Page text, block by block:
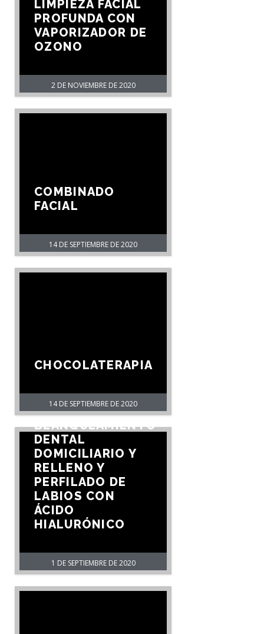
2 DE NOVIEMBRE DE 2020
LIMPIEZA FACIAL
PROFUNDA CON
VAPORIZADOR DE
OZONO
14 DE SEPTIEMBRE DE 2020
COMBINADO
FACIAL
14 DE SEPTIEMBRE DE 2020
CHOCOLATERAPIA
1 DE SEPTIEMBRE DE 2020
BLANQUEAMIENTO
DENTAL
DOMICILIARIO Y
RELLENO Y
PERFILADO DE
LABIOS CON
ÁCIDO
HIALURÓNICO